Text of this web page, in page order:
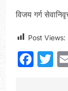
विजय गर्ग
Post Views: